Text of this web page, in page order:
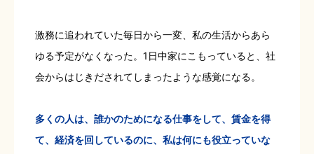
激務に追われていた毎日から一変、私の生活からあら
ゆる予定がなくなった。1日中家にこもっていると、社
会からはじきだされてしまったような感覚になる。
多くの人は、誰かのためになる仕事をして、賃金を得
て、経済を回しているのに、私は何にも役立っていな